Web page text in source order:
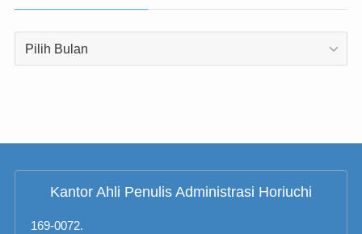
Kantor Ahli Penulis Administrasi Horiuchi
169-0072.